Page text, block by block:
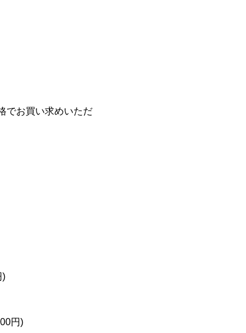
でお買い求めいただ
)
円)